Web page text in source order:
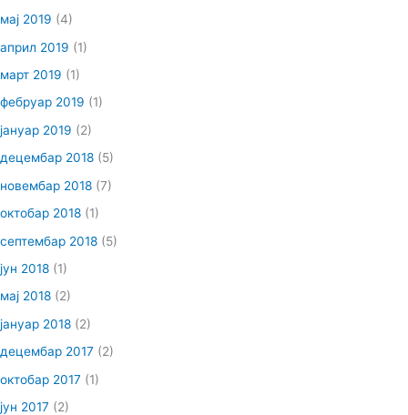
мај 2019 (4)
април 2019 (1)
март 2019 (1)
фебруар 2019 (1)
јануар 2019 (2)
децембар 2018 (5)
новембар 2018 (7)
октобар 2018 (1)
септембар 2018 (5)
јун 2018 (1)
мај 2018 (2)
јануар 2018 (2)
децембар 2017 (2)
октобар 2017 (1)
јун 2017 (2)